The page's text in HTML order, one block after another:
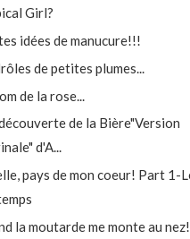
Girl?
idées de manucure!!!
de petites plumes...
de la rose...
de la Bière"Version
d'A...
pays de mon coeur! Part 1-
la moutarde me monte au